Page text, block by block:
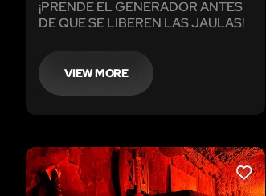
¡PRENDE EL GENERADOR ANTES
DE QUE SE LIBEREN LAS JAULAS!
VIEW MORE
LIKE